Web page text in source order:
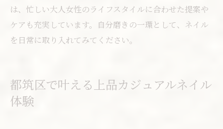
は、忙しい大人女性のライフスタイルに合わせた提案や
ケアも充実しています。自分磨きの一環として、ネイル
を日常に取り入れてみてください。
都筑区で叶える上品カジュアルネイル
体験